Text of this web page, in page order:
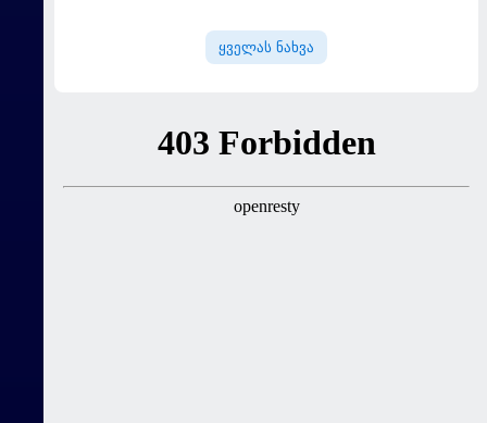
ყველას ნახვა